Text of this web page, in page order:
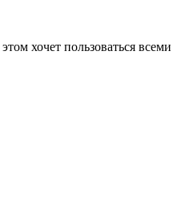
хочет пользоваться